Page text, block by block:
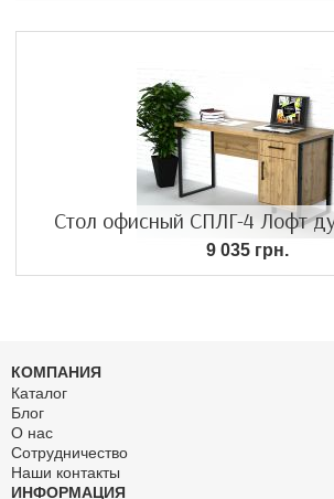
Стол офисный СПЛГ-4 Лофт
9 035 грн.
КОМПАНИЯ
Каталог
Блог
О нас
Сотрудничество
Наши контакты
ИНФОРМАЦИЯ